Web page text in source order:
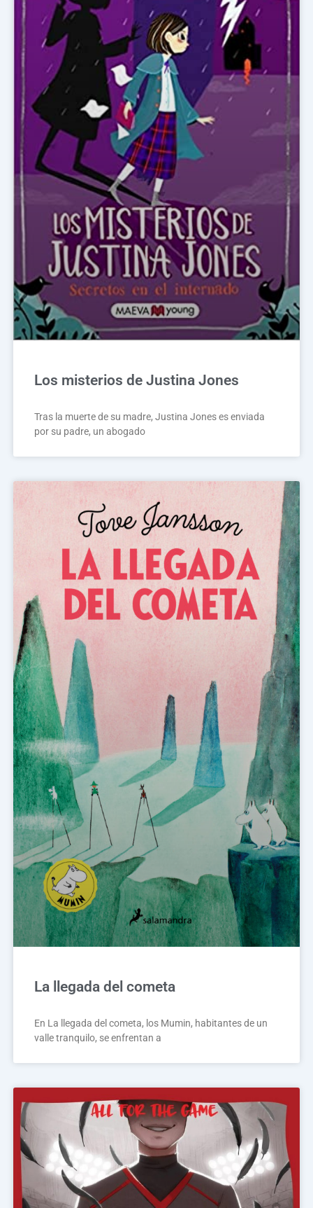
Los misterios de Justina Jones
Tras la muerte de su madre, Justina Jones es enviada
por su padre, un abogado
La llegada del cometa
En La llegada del cometa, los Mumin, habitantes de un
valle tranquilo, se enfrentan a